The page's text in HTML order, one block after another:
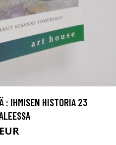
: IHMISEN HISTORIA 23